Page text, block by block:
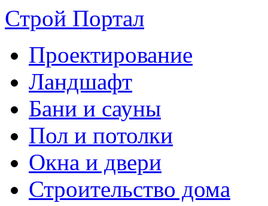
Строй Портал
Проектирование
Ландшафт
Бани и сауны
Пол и потолки
Окна и двери
Строительство дома